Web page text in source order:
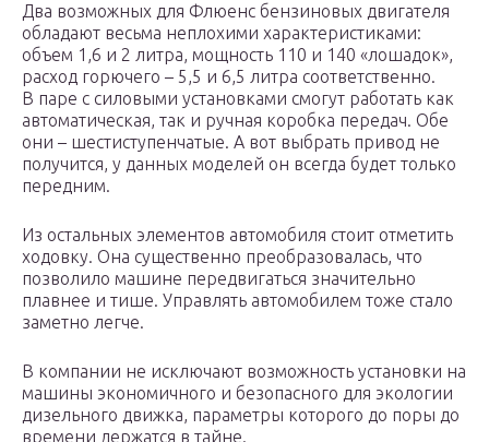
Два возможных для Флюенс бензиновых двигателя
обладают весьма неплохими характеристиками:
объем 1,6 и 2 литра, мощность 110 и 140 «лошадок»,
расход горючего – 5,5 и 6,5 литра соответственно.
В паре с силовыми установками смогут работать как
автоматическая, так и ручная коробка передач. Обе
они – шестиступенчатые. А вот выбрать привод не
получится, у данных моделей он всегда будет только
передним.
Из остальных элементов автомобиля стоит отметить
ходовку. Она существенно преобразовалась, что
позволило машине передвигаться значительно
плавнее и тише. Управлять автомобилем тоже стало
заметно легче.
В компании не исключают возможность установки на
машины экономичного и безопасного для экологии
дизельного движка, параметры которого до поры до
времени держатся в тайне.